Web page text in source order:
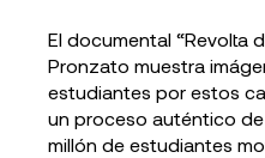
El documental “Revolta
Pronzato muestra
estudiantes por estos
un proceso auténtico
millón de estudiantes